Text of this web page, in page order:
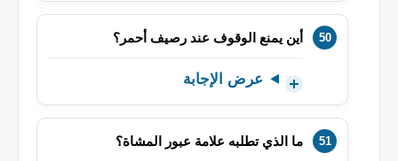
أين يمنع الوقوف عند رصيف أحمر؟
عرض الإجابة
ما الذي تطلبه علامة عبور المشاة؟